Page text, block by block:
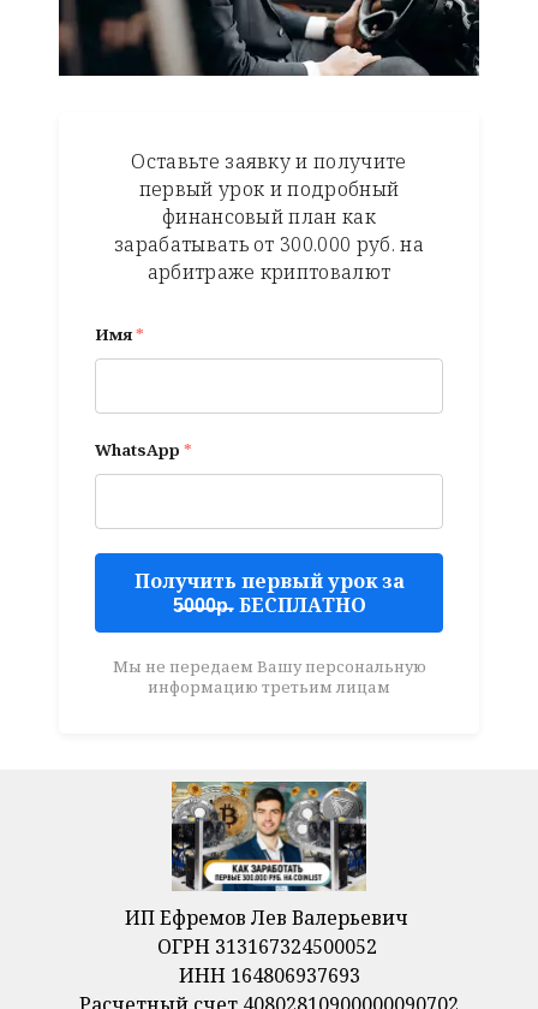
Оставьте заявку и получите
первый урок и подробный
финансовый план как
зарабатывать от 300.000 руб. на
арбитраже криптовалют
Имя*
WhatsApp *
Получить первый урок за
5̶0̶0̶0̶р̶. БЕСПЛАТНО
Мы не передаем Вашу персональную
информацию третьим лицам
ИП Ефремов Лев Валерьевич
ОГРН 313167324500052
ИНН 164806937693